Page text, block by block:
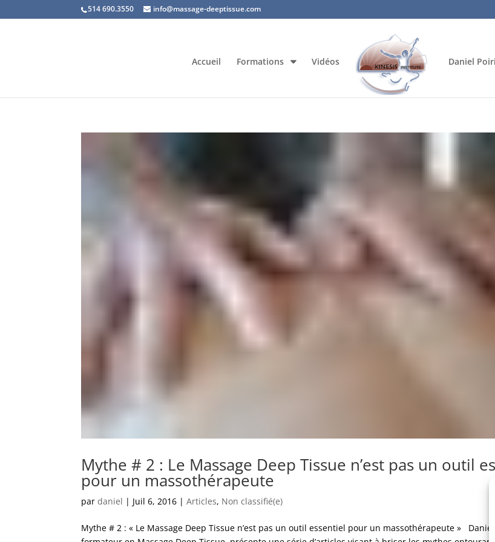
514 690.3550 info@massage-deeptissue.com
Accueil Formations Vidéos Daniel
Mythe # 2 : Le Massage Deep Tissue n’est pas un outil
pour un massothérapeute
pardaniel | Juil 6, 2016 |Articles, Non classifié(e)
Mythe # 2 : « Le Massage Deep Tissue n’est pas un outil essentiel pour un massothérapeute »